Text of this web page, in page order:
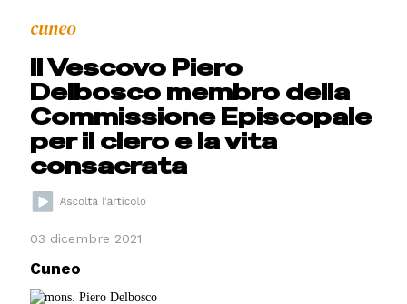
cuneo
Il Vescovo Piero
Delbosco membro della
Commissione Episcopale
per il clero e la vita
consacrata
03 dicembre 2021
Cuneo